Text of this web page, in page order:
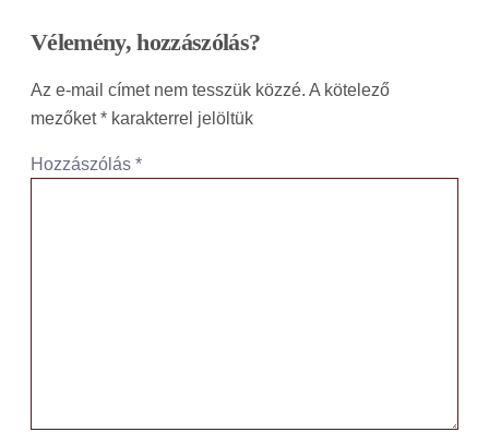
Vélemény, hozzászólás?
Az e-mail címet nem tesszük közzé. A kötelező
mezőket* karakterrel jelöltük
Hozzászólás *